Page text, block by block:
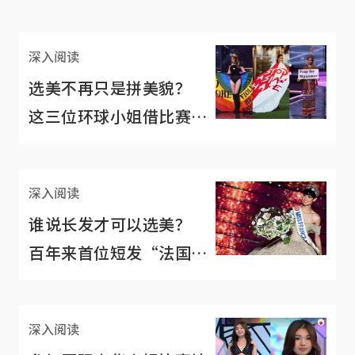
深入阅读
选美不再只是拼美貌？
这三位环球小姐借比赛为
深入阅读
谁说长发才可以选美？
百年来首位短发“法国小
深入阅读